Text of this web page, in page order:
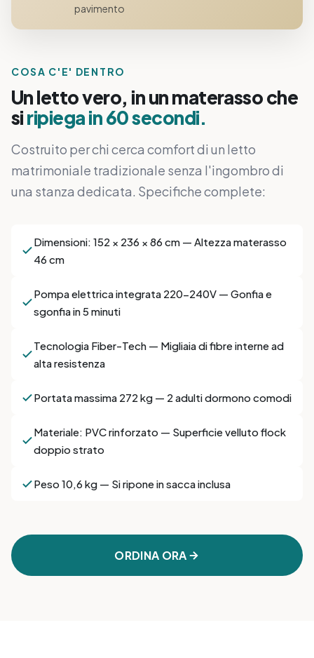
pavimento
COSA C'E' DENTRO
Un letto vero, in un materasso che
siripiega in 60 secondi.
Costruito per chi cerca comfort di un letto
matrimoniale tradizionale senza l'ingombro di
una stanza dedicata. Specifiche complete:
Dimensioni: 152 × 236 × 86 cm — Altezza materasso
46 cm
Pompa elettrica integrata 220-240V — Gonfia e
sgonfia in 5 minuti
Tecnologia Fiber-Tech — Migliaia di fibre interne ad
alta resistenza
Portata massima 272 kg — 2 adulti dormono comodi
Materiale: PVC rinforzato — Superficie velluto flock
doppio strato
Peso 10,6 kg — Si ripone in sacca inclusa
ORDINA ORA